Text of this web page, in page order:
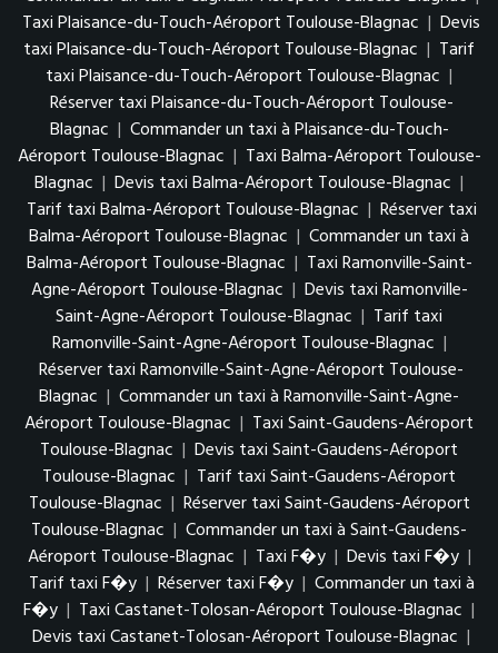
Taxi Plaisance-du-Touch-Aéroport Toulouse-Blagnac | Devis
taxi Plaisance-du-Touch-Aéroport Toulouse-Blagnac | Tarif
taxi Plaisance-du-Touch-Aéroport Toulouse-Blagnac |
Réserver taxi Plaisance-du-Touch-Aéroport Toulouse-
Blagnac | Commander un taxi à Plaisance-du-Touch-
Aéroport Toulouse-Blagnac | Taxi Balma-Aéroport Toulouse-
Blagnac | Devis taxi Balma-Aéroport Toulouse-Blagnac |
Tarif taxi Balma-Aéroport Toulouse-Blagnac | Réserver taxi
Balma-Aéroport Toulouse-Blagnac | Commander un taxi à
Balma-Aéroport Toulouse-Blagnac | Taxi Ramonville-Saint-
Agne-Aéroport Toulouse-Blagnac | Devis taxi Ramonville-
Saint-Agne-Aéroport Toulouse-Blagnac | Tarif taxi
Ramonville-Saint-Agne-Aéroport Toulouse-Blagnac |
Réserver taxi Ramonville-Saint-Agne-Aéroport Toulouse-
Blagnac | Commander un taxi à Ramonville-Saint-Agne-
Aéroport Toulouse-Blagnac | Taxi Saint-Gaudens-Aéroport
Toulouse-Blagnac | Devis taxi Saint-Gaudens-Aéroport
Toulouse-Blagnac | Tarif taxi Saint-Gaudens-Aéroport
Toulouse-Blagnac | Réserver taxi Saint-Gaudens-Aéroport
Toulouse-Blagnac | Commander un taxi à Saint-Gaudens-
Aéroport Toulouse-Blagnac | Taxi F�y | Devis taxi F�y |
Tarif taxi F�y | Réserver taxi F�y | Commander un taxi à
F�y | Taxi Castanet-Tolosan-Aéroport Toulouse-Blagnac |
Devis taxi Castanet-Tolosan-Aéroport Toulouse-Blagnac |